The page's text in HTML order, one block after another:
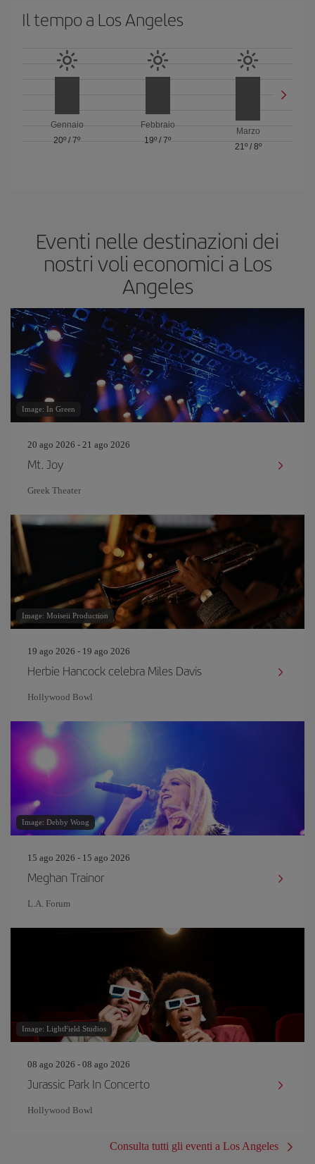
Il tempo a Los Angeles
Gennaio
20º /7º
Febbraio
19º / 7º
Marzo
21º/ 8º
Eventi nelle destinazioni dei
nostri voli economici a Los
Angeles
Image: In Green
20 ago 2026 - 21 ago 2026
Mt. Joy
Greek Theater
Image: Moiseii Production
19 ago 2026 - 19 ago 2026
Herbie Hancock celebra Miles Davis
Hollywood Bowl
Image: Debby Wong
15 ago 2026 - 15 ago 2026
Meghan Trainor
L.A. Forum
Image: LightField Studios
08 ago 2026 - 08 ago 2026
Jurassic Park In Concerto
Hollywood Bowl
Consulta tutti gli eventi a Los Angeles